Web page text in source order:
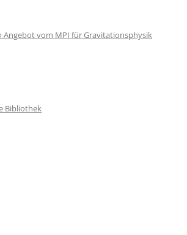
Angebot vom MPI für Gravitationsphysik
Bibliothek